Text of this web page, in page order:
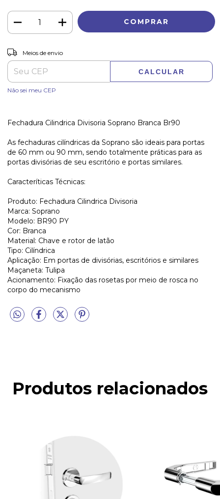
Entregas para o CEP:
Meios de envio
CALCULAR
Não sei meu CEP
Fechadura Cilindrica Divisoria Soprano Branca Br90
As fechaduras cilíndricas da Soprano são ideais para portas
de 60 mm ou 90 mm, sendo totalmente práticas para as
portas divisórias de seu escritório e portas similares.
Caracteríticas Técnicas:
Produto: Fechadura Cilindrica Divisoria
Marca: Soprano
Modelo: BR90 PY
Cor: Branca
Material: Chave e rotor de latão
Tipo: Cilíndrica
Aplicação: Em portas de divisórias, escritórios e similares
Maçaneta: Tulipa
Acionamento: Fixação das rosetas por meio de rosca no
corpo do mecanismo
Produtos relacionados